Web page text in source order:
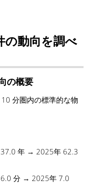
の動向を調べ
の概要
分圏内の標準的な物
37.0 年 → 2025年 62.3
分 → 2025年 7.0